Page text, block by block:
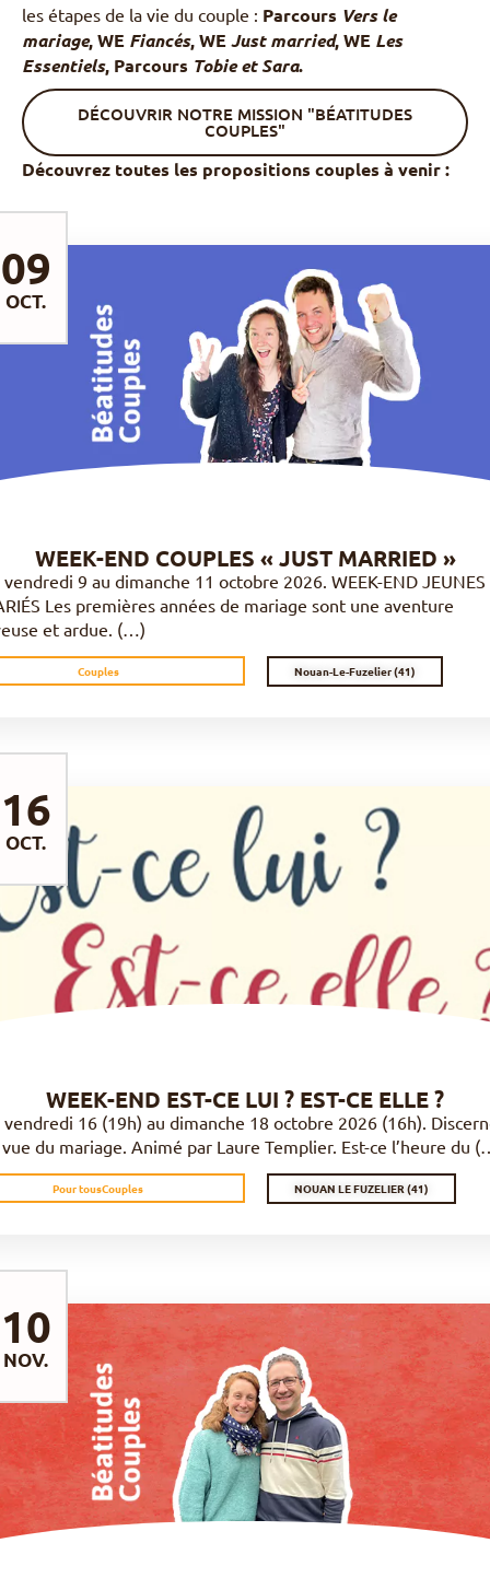
les étapes de la vie du couple : Parcours Vers le
mariage, WE Fiancés, WEJust married, WE Les
Essentiels, Parcours Tobie et Sara.
DÉCOUVRIR NOTRE MISSION "BÉATITUDES
COUPLES"
Découvrez toutes les propositions couples à venir :
OCT.
DÉCOUVRIR
WEEK-END COUPLES « JUST MARRIED »
vendredi 9 au dimanche 11 octobre 2026. WEEK-END JEUNES
Les premières années de mariage sont une aventure
et ardue. (…)
Couples Nouan-Le-Fuzelier (41)
09
OCT.
WEEK-END EST-CE LUI ? EST-CE ELLE ?
vendredi 16 (19h) au dimanche 18 octobre 2026 (16h).
du mariage. Animé par Laure Templier. Est-ce l’heure du
Pour tousCouples NOUAN LE FUZELIER (41)
16
NOV.
DÉCOUVRIR
10